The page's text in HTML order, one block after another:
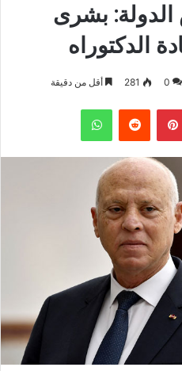
الدولة: بشرى
الدكتوراه
0
281 أقل من دقيقة
بينتيريست واتساب